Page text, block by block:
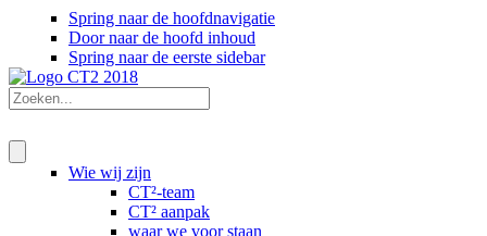
Spring naar de hoofdnavigatie
Door naar de hoofd inhoud
Spring naar de eerste sidebar
Wie wij zijn
CT²-team
CT² aanpak
waar we voor staan